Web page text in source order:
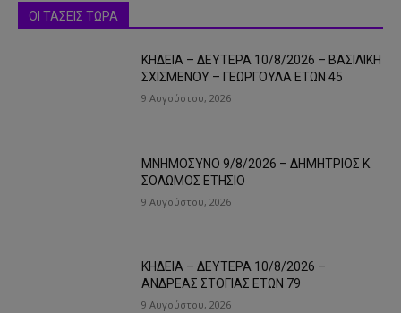
ΟΙ ΤΑΣΕΙΣ ΤΩΡΑ
ΚΗΔΕΙΑ – ΔΕΥΤΕΡΑ 10/8/2026 – ΒΑΣΙΛΙΚΗ
ΣΧΙΣΜΕΝΟΥ – ΓΕΩΡΓΟΥΛΑ ΕΤΩΝ 45
9 Αυγούστου, 2026
ΜΝΗΜΟΣΥΝΟ 9/8/2026 – ΔΗΜΗΤΡΙΟΣ Κ.
ΣΟΛΩΜΟΣ ΕΤΗΣΙΟ
9 Αυγούστου, 2026
ΚΗΔΕΙΑ – ΔΕΥΤΕΡΑ 10/8/2026 –
ΑΝΔΡΕΑΣ ΣΤΟΓΙΑΣ ΕΤΩΝ 79
9 Αυγούστου, 2026